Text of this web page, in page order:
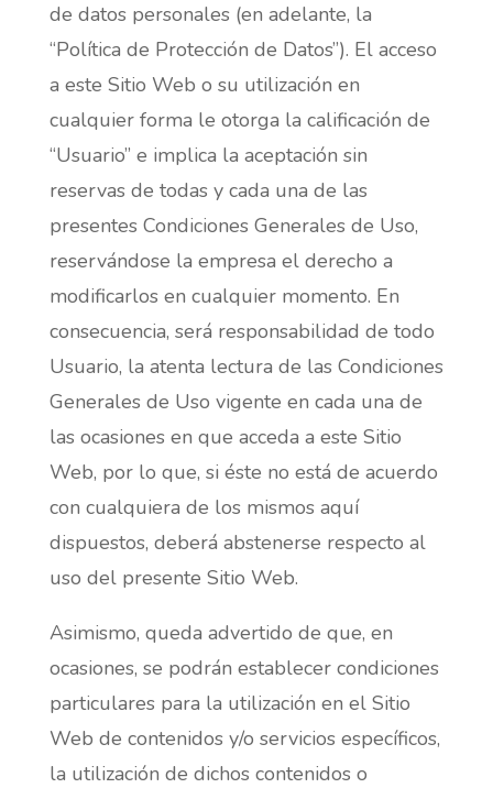
de datos personales (en adelante, la
“Política de Protección de Datos”). El acceso
a este Sitio Web o su utilización en
cualquier forma le otorga la calificación de
“Usuario” e implica la aceptación sin
reservas de todas y cada una de las
presentes Condiciones Generales de Uso,
reservándose la empresa el derecho a
modificarlos en cualquier momento. En
consecuencia, será responsabilidad de todo
Usuario, la atenta lectura de las Condiciones
Generales de Uso vigente en cada una de
las ocasiones en que acceda a este Sitio
Web, por lo que, si éste no está de acuerdo
con cualquiera de los mismos aquí
dispuestos, deberá abstenerse respecto al
uso del presente Sitio Web.
Asimismo, queda advertido de que, en
ocasiones, se podrán establecer condiciones
particulares para la utilización en el Sitio
Web de contenidos y/o servicios específicos,
la utilización de dichos contenidos o